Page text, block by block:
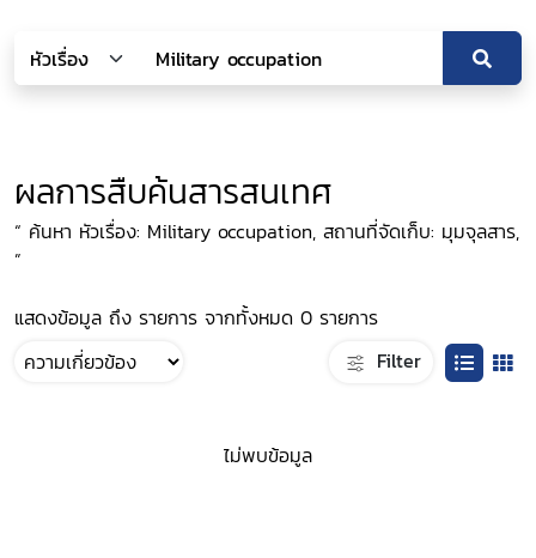
ผลการสืบค้นสารสนเทศ
“ ค้นหา หัวเรื่อง: Military occupation, สถานที่จัดเก็บ: มุมจุลสาร,
”
แสดงข้อมูล ถึง รายการ จากทั้งหมด 0 รายการ
Filter
ไม่พบข้อมูล